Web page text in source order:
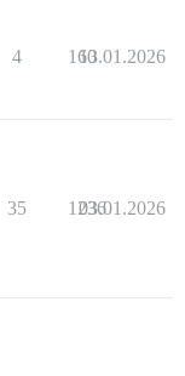
4 160
13.01.2026
35 1236
03.01.2026